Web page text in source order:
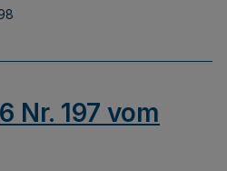
Nr. 197 vom